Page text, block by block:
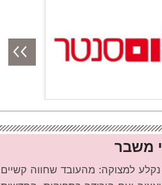
משבר
למצוקה: מהעובד שחווה קשיים